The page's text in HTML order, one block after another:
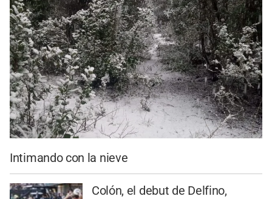
Intimando con la nieve
Colón, el debut de Delfino,